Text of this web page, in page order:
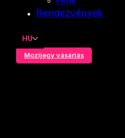
Rendezvények
HU
Mozijegy vásárlás